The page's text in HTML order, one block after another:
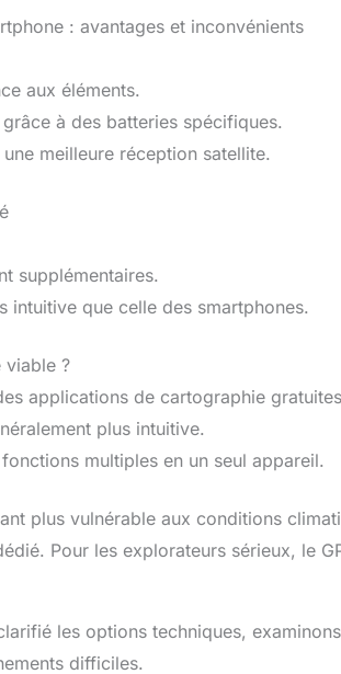
: avantages et inconvénients
aux éléments.
à des batteries spécifiques.
meilleure réception satellite.
supplémentaires.
intuitive que celle des smartphones.
viable ?
applications de cartographie
plus intuitive.
multiples en un seul appareil.
plus vulnérable aux conditions
Pour les explorateurs sérieux, le
les options techniques,
difficiles.